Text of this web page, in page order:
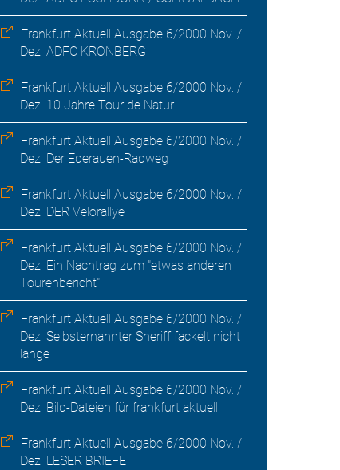
Frankfurt Aktuell Ausgabe 6/2000 Nov. /
Dez. ADFC KRONBERG
Frankfurt Aktuell Ausgabe 6/2000 Nov. /
Dez. 10 Jahre Tour de Natur
Frankfurt Aktuell Ausgabe 6/2000 Nov. /
Dez. Der Ederauen-Radweg
Frankfurt Aktuell Ausgabe 6/2000 Nov. /
Dez. DER Velorallye
Frankfurt Aktuell Ausgabe 6/2000 Nov. /
Dez. Ein Nachtrag zum "etwas anderen
Tourenbericht"
Frankfurt Aktuell Ausgabe 6/2000 Nov. /
Dez. Selbsternannter Sheriff fackelt nicht
lange
Frankfurt Aktuell Ausgabe 6/2000 Nov. /
Dez. Bild-Dateien für frankfurt aktuell
Frankfurt Aktuell Ausgabe 6/2000 Nov. /
Dez. LESER BRIEFE